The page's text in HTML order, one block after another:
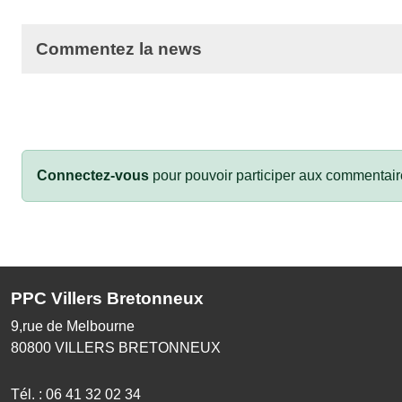
Commentez la news
Connectez-vous pour pouvoir participer aux
PPC Villers Bretonneux
9,rue de Melbourne
80800 VILLERS BRETONNEUX
Tél. : 06 41 32 02 34